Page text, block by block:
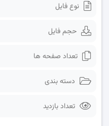
نوع فایل
حجم فایل
تعداد صفحه ها
دسته بندی
تعداد بازدید